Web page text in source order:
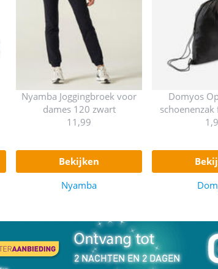
Nyamba Joggingbroek voor
dames 120 zwart
11,99
bekijken
Nyamba
Domyos